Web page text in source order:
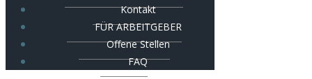
Kontakt
FÜR ARBEITGEBER
Offene Stellen
FAQ